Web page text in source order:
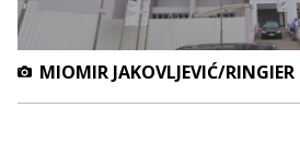
MIOMIR JAKOVLJEVIĆ/RINGIER